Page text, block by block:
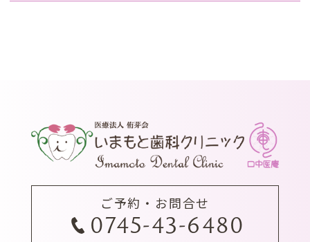
ご予約・お問合せ
0745-43-6480